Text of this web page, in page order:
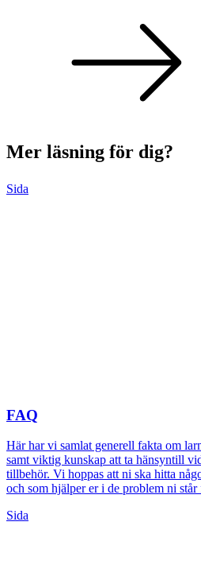
Mer läsning för dig?
Sida
FAQ
Här har vi samlat generell fakta om
samt viktig kunskap att ta hänsyntill
tillbehör. Vi hoppas att ni ska hitta
och som hjälper er i de problem ni står
Sida